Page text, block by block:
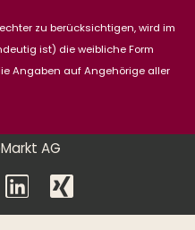
zu berücksichtigen, wird im
ist) die weibliche Form
Angaben auf Angehörige aller
AG